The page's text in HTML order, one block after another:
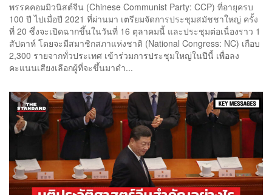
พรรคคอมมิวนิสต์จีน (Chinese Communist Party: CCP) ที่อายุครบ
100 ปี ไปเมื่อปี 2021 ที่ผ่านมา เตรียมจัดการประชุมสมัชชาใหญ่ ครั้ง
ที่ 20 ซึ่งจะเปิดฉากขึ้นในวันที่ 16 ตุลาคมนี้ และประชุมต่อเนื่องราว 1
สัปดาห์ โดยจะมีสมาชิกสภาแห่งชาติ (National Congress: NC) เกือบ
2,300 รายจากทั่วประเทศ เข้าร่วมการประชุมใหญ่ในปีนี้ เพื่อลง
คะแนนเสียงเลือกผู้ที่จะขึ้นมาดำ...